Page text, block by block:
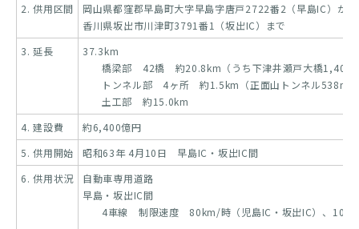
2. 供用区間
岡山県都窪郡早島町大字早島字唐戸2722番2（早島IC）から
香川県坂出市川津町3791番1（坂出IC）まで
3. 延長
37.3km
橋梁部 42橋 約20.8km（うち下津井瀬戸大橋
トンネル部 4ヶ所 約1.5km（正面山トンネル538m
土工部 約15.0km
4. 建設費
約6,400億円
5. 供用開始
昭和63年 4月10日 早島IC・坂出IC間
6. 供用状況
自動車専用道路
早島・坂出IC間
4車線 制限速度 80km/時（児島IC・坂出IC）、